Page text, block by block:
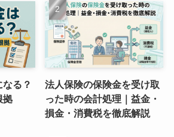
る？
拠
法人保険の保険金を受け取
った時の会計処理｜益金・
損金・消費税を徹底解説